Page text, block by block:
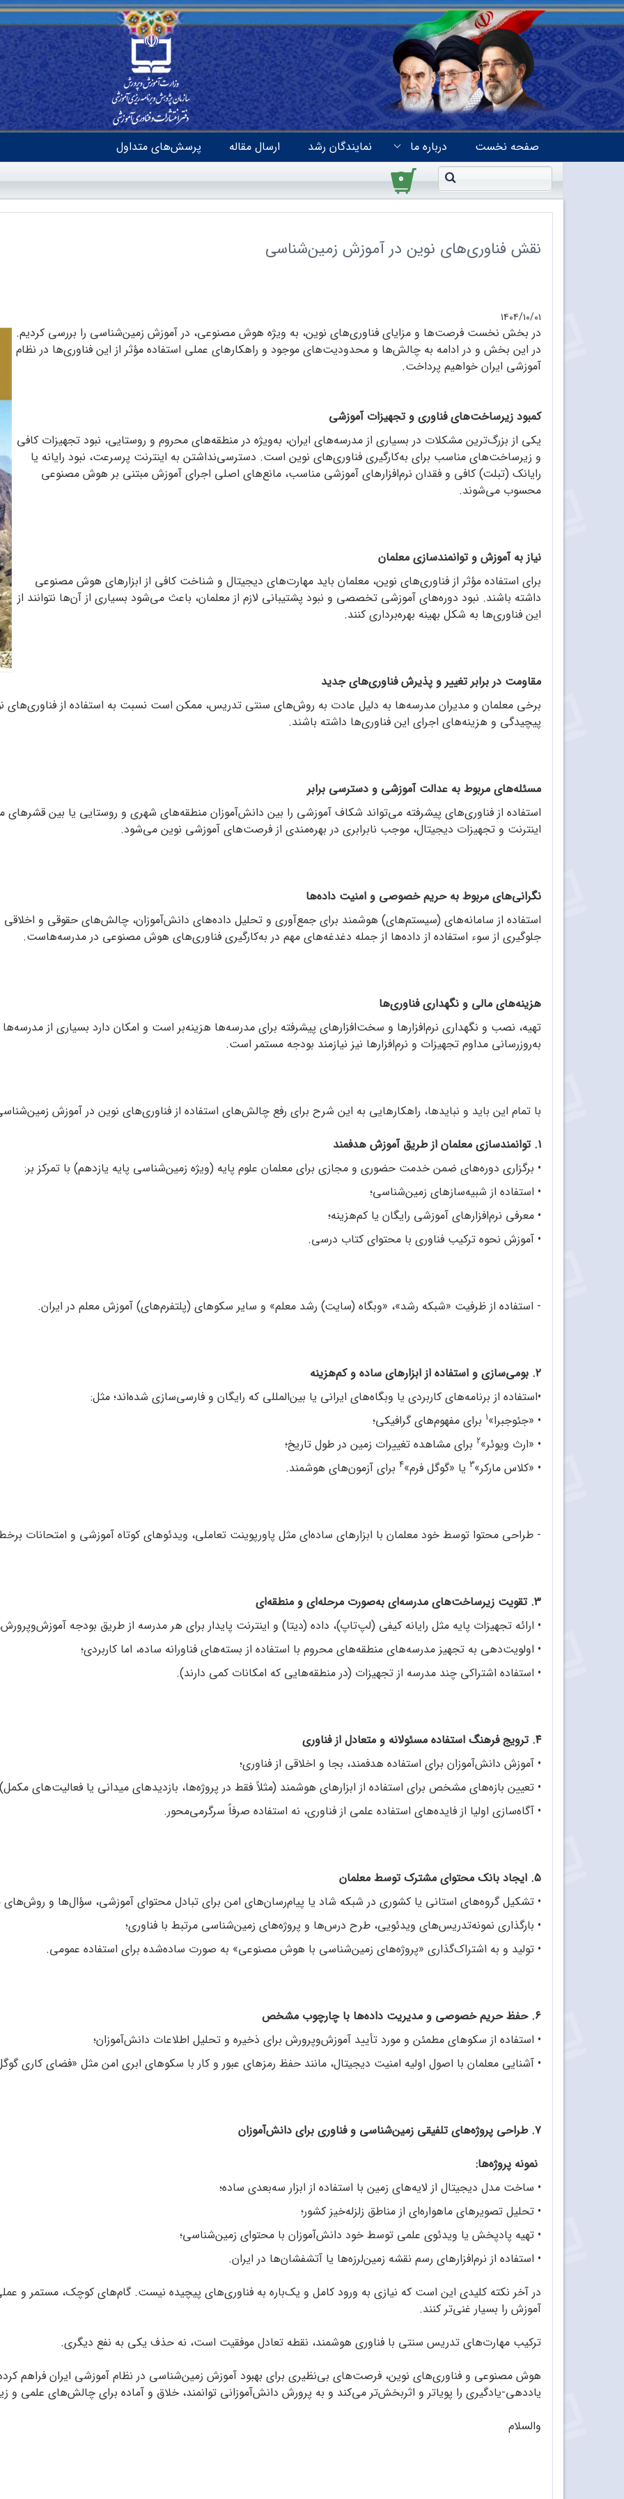
صفحه نخست درباره ما نمایندگان رشد ارسال مقاله پرسش‌های متداول
۰
نقش فناوری‌های نوین در آموزش زمین‌شناسی
۱۴۰۴/۱۰/۰۱
در بخش نخست فرصت‌ها و مزایای فناوری‌های نوین، به ویژه هوش مصنوعی، در آموزش زمین‌شناسی را بررسی کردیم.
در این بخش و در ادامه به چالش‌ها و محدودیت‌های موجود و راهکارهای عملی استفاده مؤثر از این فناوری‌ها در نظام
آموزشی ایران خواهیم پرداخت.
کمبود زیرساخت‌های فناوری و تجهیزات آموزشی
یکی از بزرگ‌ترین مشکلات در بسیاری از مدرسه‌های ایران، به‌ویژه در منطقه‌های محروم و روستایی، نبود تجهیزات کافی
و زیرساخت‌های مناسب برای به‌کارگیری فناوری‌های نوین است. دسترسی‌نداشتن به اینترنت پرسرعت، نبود رایانه یا
رایانک (تبلت) کافی و فقدان نرم‌افزارهای آموزشی مناسب، مانع‌های اصلی اجرای آموزش مبتنی بر هوش مصنوعی
محسوب می‌شوند.
نیاز به آموزش و توانمندسازی معلمان
برای استفاده مؤثر از فناوری‌های نوین، معلمان باید مهارت‌های دیجیتال و شناخت کافی از ابزارهای هوش مصنوعی
داشته باشند. نبود دوره‌های آموزشی تخصصی و نبود پشتیبانی لازم از معلمان، باعث می‌شود بسیاری از آن‌ها نتوانند از
این فناوری‌ها به شکل بهینه بهره‌برداری کنند.
مقاومت در برابر تغییر و پذیرش فناوری‌های جدید
برخی معلمان و مدیران مدرسه‌ها به دلیل عادت به روش‌های سنتی تدریس، ممکن است نسبت به استفاده از فناوری‌های
پیچیدگی و هزینه‌های اجرای این فناوری‌ها داشته باشند.
مسئله‌های مربوط به عدالت آموزشی و دسترسی برابر
استفاده از فناوری‌های پیشرفته می‌تواند شکاف آموزشی را بین دانش‌آموزان منطقه‌های شهری و روستایی یا بین قشرهای
اینترنت و تجهیزات دیجیتال، موجب نابرابری در بهره‌مندی از فرصت‌های آموزشی نوین می‌شود.
نگرانی‌های مربوط به حریم خصوصی و امنیت داده‌ها
استفاده از سامانه‌های (سیستم‌های) هوشمند برای جمع‌آوری و تحلیل داده‌های دانش‌آموزان، چالش‌های حقوقی و
جلوگیری از سوء استفاده از داده‌ها از جمله دغدغه‌های مهم در به‌کارگیری فناوری‌های هوش مصنوعی در مدرسه‌هاست.
هزینه‌های مالی و نگهداری فناوری‌ها
تهیه، نصب و نگهداری نرم‌افزارها و سخت‌افزارهای پیشرفته برای مدرسه‌ها هزینه‌بر است و امکان دارد بسیاری از
به‌روزرسانی مداوم تجهیزات و نرم‌افزارها نیز نیازمند بودجه مستمر است.
با تمام این باید و نبایدها، راهکارهایی به این شرح برای رفع چالش‌های استفاده از فناوری‌های نوین در آموزش
۱. توانمندسازی معلمان از طریق آموزش هدفمند
• برگزاری دوره‌های ضمن خدمت حضوری و مجازی برای معلمان علوم پایه (ویژه زمین‌شناسی پایه یازدهم) با تمرکز بر:
• استفاده از شبیه‌سازهای زمین‌شناسی؛
• معرفی نرم‌افزارهای آموزشی رایگان یا کم‌هزینه؛
• آموزش نحوه ترکیب فناوری با محتوای کتاب درسی.
- استفاده از ظرفیت «شبکه رشد»، «وبگاه (سایت) رشد معلم» و سایر سکوهای (پلتفرم‌های) آموزش معلم در ایران.
۲. بومی‌سازی و استفاده از ابزارهای ساده و کم‌هزینه
•استفاده از برنامه‌های کاربردی یا وبگاه‌های ایرانی یا بین‌المللی که رایگان و فارسی‌سازی شده‌اند؛ مثل:
• «جئوجبرا»1 برای مفهوم‌های گرافیکی؛
• «ارث ویوئر»2 برای مشاهده تغییرات زمین در طول تاریخ؛
• «کلاس مارکر»3 یا «گوگل فرم»4 برای آزمون‌های هوشمند.
- طراحی محتوا توسط خود معلمان با ابزارهای ساده‌ای مثل پاورپوینت تعاملی، ویدئوهای کوتاه آموزشی و امتحانات
۳. تقویت زیرساخت‌های مدرسه‌ای به‌صورت مرحله‌ای و منطقه‌ای
• ارائه تجهیزات پایه مثل رایانه‌ کیفی (لپ‌تاپ)، داده (دیتا) و اینترنت پایدار برای هر مدرسه از طریق بودجه
• اولویت‌دهی به تجهیز مدرسه‌های منطقه‌های محروم با استفاده از بسته‌های فناورانه ساده، اما کاربردی؛
• استفاده اشتراکی چند مدرسه از تجهیزات (در منطقه‌هایی که امکانات کمی دارند).
۴. ترویج فرهنگ استفاده مسئولانه و متعادل از فناوری
• آموزش دانش‌آموزان برای استفاده هدفمند، بجا و اخلاقی از فناوری؛
• تعیین بازه‌های مشخص برای استفاده از ابزارهای هوشمند (مثلاً فقط در پروژه‌ها، بازدیدهای میدانی یا فعالیت‌های
• آگاه‌سازی اولیا از فایده‌های استفاده علمی از فناوری، نه استفاده صرفاً سرگرمی‌محور.
۵. ایجاد بانک محتوای مشترک توسط معلمان
• تشکیل گروه‌های استانی یا کشوری در شبکه شاد یا پیام‌رسان‌های امن برای تبادل محتوای آموزشی، سؤال‌ها و روش‌های
• بارگذاری نمونه‌تدریس‌های ویدئویی، طرح درس‌ها و پروژه‌های زمین‌شناسی مرتبط با فناوری؛
• تولید و به‌ اشتراک‌گذاری «پروژه‌های زمین‌شناسی با هوش مصنوعی» به صورت ساده‌شده برای استفاده عمومی.
۶. حفظ حریم خصوصی و مدیریت داده‌ها با چارچوب مشخص
• استفاده از سکوهای مطمئن و مورد تأیید آموزش‌وپرورش برای ذخیره و تحلیل اطلاعات دانش‌آموزان؛
• آشنایی معلمان با اصول اولیه امنیت دیجیتال، مانند حفظ رمزهای عبور و کار با سکوهای ابری امن مثل «فضای کاری گوگل برای
۷. طراحی پروژه‌های تلفیقی زمین‌شناسی و فناوری برای دانش‌آموزان
نمونه پروژه‌ها:
• ساخت مدل دیجیتال از لایه‌های زمین با استفاده از ابزار سه‌بعدی ساده؛
• تحلیل تصویرهای ماهواره‌ای از مناطق زلزله‌خیز کشور؛
• تهیه پادپخش یا ویدئوی علمی توسط خود دانش‌آموزان با محتوای زمین‌شناسی؛
• استفاده از نرم‌افزارهای رسم نقشه زمین‌لرزه‌ها یا آتشفشان‌ها در ایران.
در آخر نکته کلیدی این است که نیازی به ورود کامل و یک‌باره به فناوری‌های پیچیده نیست. گام‌های کوچک، مستمر و
آموزش را بسیار غنی‌تر کنند.
ترکیب مهارت‌های تدریس سنتی با فناوری هوشمند، نقطه تعادل موفقیت است، نه حذف یکی به نفع دیگری.
هوش مصنوعی و فناوری‌های نوین، فرصت‌های بی‌نظیری برای بهبود آموزش زمین‌شناسی در نظام آموزشی ایران فراهم
یاددهی-یادگیری را پویاتر و اثربخش‌تر می‌کند و به پرورش دانش‌آموزانی توانمند، خلاق و آماده برای چالش‌های
والسلام